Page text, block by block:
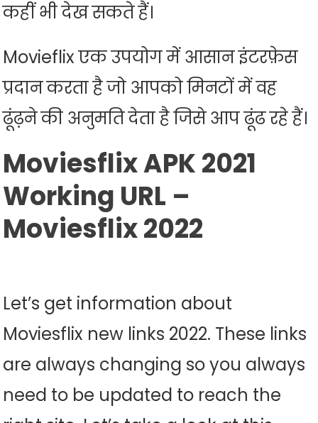
कहीं भी देख सकते हैं।
Movieflix एक उपयोग में आसान इंटरफ़ेस
प्रदान करता है जो आपको मिनटों में वह
ढूंढ़ने की अनुमति देता है जिसे आप ढूंढ रहे हैं।
Moviesflix APK 2021
Working URL –
Moviesflix 2022
Let’s get information about
Moviesflix new links 2022. These links
are always changing so you always
need to be updated to reach the